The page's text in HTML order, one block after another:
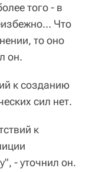
того - в
Что
то оно
он.
к созданию
сил нет.
к
- уточнил он.